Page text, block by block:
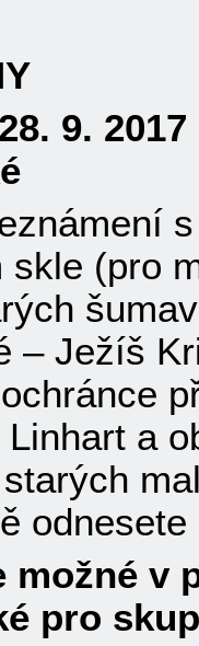
9.
skle (pro
– Ježíš
a
možné v
pro